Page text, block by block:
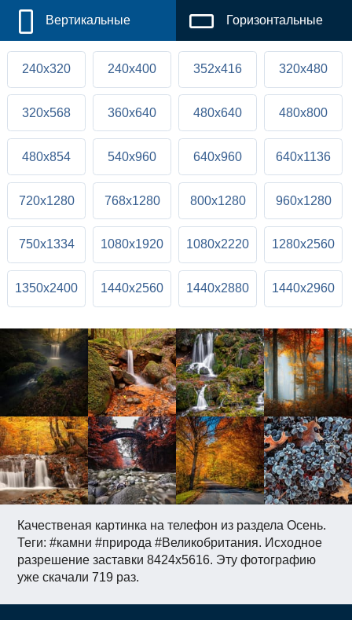
Качественая картинка на телефон из раздела Осень.
Теги: #камни #природа #Великобритания. Исходное
разрешение заставки 8424x5616. Эту фотографию
уже скачали 719 раз.
Вертикальные Горизонтальные
240x320 240x400 352x416 320x480
320x568 360x640 480x640 480x800
480x854 540x960 640x960 640x1136
720x1280 768x1280 800x1280 960x1280
750x1334 1080x1920 1080x2220 1280x2560
1350x2400 1440x2560 1440x2880 1440x2960